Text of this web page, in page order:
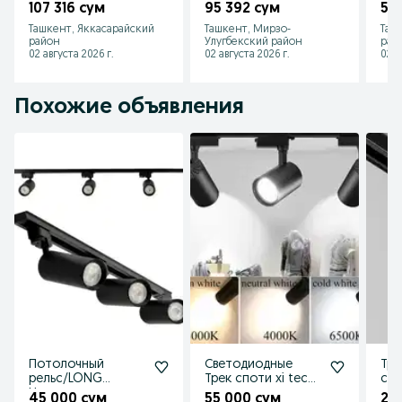
встраиваемый с
подсветкой parda
karnizi
107 316 сум
Ташкент, Яккасарайский
район
02 августа 2026 г.
подсветка 120
yoritgichli.
95 392 сум
Ташкент, Мирзо-
Улугбекский район
02 августа 2026 г.
59
02
Похожие объявления
Потолочный
рельс/LONG
Направляющая +
Светодиодные
Трек споти xi tech
светильники